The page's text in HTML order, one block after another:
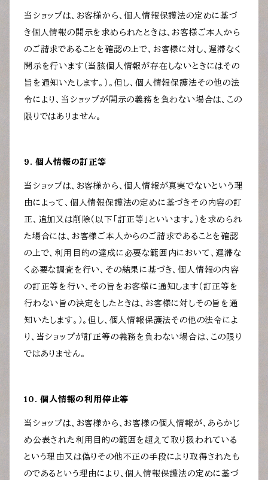
当ショップは、お客様から、個人情報保護法の定めに基づ
き個人情報の開示を求められたときは、お客様ご本人から
のご請求であることを確認の上で、お客様に対し、遅滞なく
開示を行います（当該個人情報が存在しないときにはその
旨を通知いたします。）。但し、個人情報保護法その他の法
令により、当ショップが開示の義務を負わない場合は、この
限りではありません。
9. 個人情報の訂正等
当ショップは、お客様から、個人情報が真実でないという理
由によって、個人情報保護法の定めに基づきその内容の訂
正、追加又は削除（以下「訂正等」といいます。）を求められ
た場合には、お客様ご本人からのご請求であることを確認
の上で、利用目的の達成に必要な範囲内において、遅滞な
く必要な調査を行い、その結果に基づき、個人情報の内容
の訂正等を行い、その旨をお客様に通知します（訂正等を
行わない旨の決定をしたときは、お客様に対しその旨を通
知いたします。）。但し、個人情報保護法その他の法令によ
り、当ショップが訂正等の義務を負わない場合は、この限り
ではありません。
10. 個人情報の利用停止等
当ショップは、お客様から、お客様の個人情報が、あらかじ
め公表された利用目的の範囲を超えて取り扱われている
という理由又は偽りその他不正の手段により取得されたも
のであるという理由により、個人情報保護法の定めに基づ